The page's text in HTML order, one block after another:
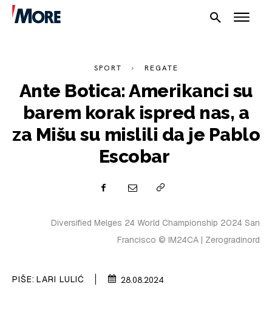
SPORT REGATE
Ante Botica: Amerikanci su
barem korak ispred nas, a
za Mišu su mislili da je Pablo
Escobar
Diversified Melges 24 World Championship 2024 San
Francisco © IM24CA | Zerogradinord
PIŠE: LARI LULIĆ 28.08.2024